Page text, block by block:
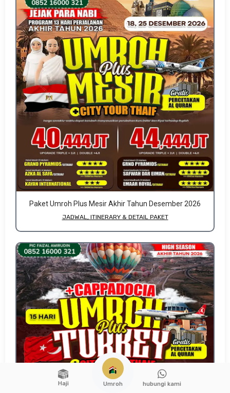
Paket Umroh Plus Mesir Akhir Tahun Desember 2026
JADWAL, ITINERARY & DETAIL PAKET
Haji Umroh hubungi kami